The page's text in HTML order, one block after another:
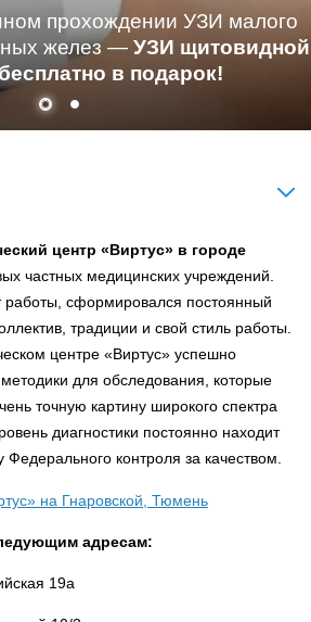
прохождении УЗИ малого
желез — УЗИ щитовидной
в подарок!
центр «Виртус» в городе
частных медицинских учреждений.
сформировался постоянный
традиции и свой стиль работы.
центре «Виртус» успешно
для обследования, которые
точную картину широкого спектра
диагностики постоянно находит
контроля за качеством.
адресам:
19а